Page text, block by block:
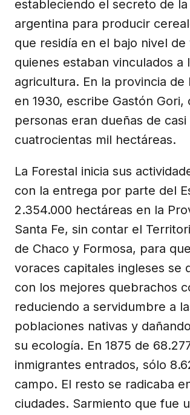
estableciendo el secreto de
argentina para producir
que residía en el bajo nivel de
quienes estaban vinculados a
agricultura. En la provincia de
en 1930, escribe Gastón Gori,
personas eran dueñas de
cuatrocientas mil hectáreas.
La Forestal inicia sus
con la entrega por parte del
2.354.000 hectáreas en la
Santa Fe, sin contar el
de Chaco y Formosa, para
voraces capitales ingleses se
con los mejores quebrachos
reduciendo a servidumbre a
poblaciones nativas y
su ecología. En 1875 de
inmigrantes entrados, sólo
campo. El resto se radicaba
ciudades. Sarmiento que fue